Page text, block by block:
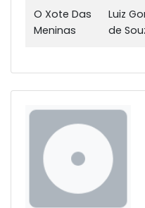
O Xote Das
Meninas
Luiz
de